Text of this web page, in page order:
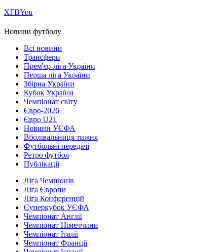
ХFBYou
Новини футболу
Всі новини
Трансфери
Прем'єр-ліга України
Перша ліга України
Збірна України
Кубок України
Чемпіонат світу
Євро-2026
Євро U21
Новини УЄФА
Вболівальниця тижня
Футбольні передачі
Ретро футбол
Публікації
Ліга Чемпіонів
Ліга Європи
Ліга Конференцій
Суперкубок УЄФА
Чемпіонат Англії
Чемпіонат Німеччини
Чемпіонат Італії
Чемпіонат Франції